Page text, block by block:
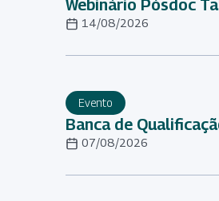
Webinário Pósdoc
14/08/2026
Evento
Banca de
07/08/2026